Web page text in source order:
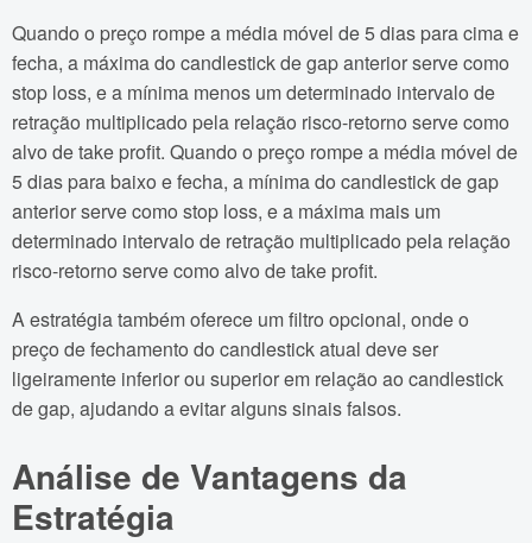
Quando o preço rompe a média móvel de 5 dias para cima e
fecha, a máxima do candlestick de gap anterior serve como
stop loss, e a mínima menos um determinado intervalo de
retração multiplicado pela relação risco-retorno serve como
alvo de take profit. Quando o preço rompe a média móvel de
5 dias para baixo e fecha, a mínima do candlestick de gap
anterior serve como stop loss, e a máxima mais um
determinado intervalo de retração multiplicado pela relação
risco-retorno serve como alvo de take profit.
A estratégia também oferece um filtro opcional, onde o
preço de fechamento do candlestick atual deve ser
ligeiramente inferior ou superior em relação ao candlestick
de gap, ajudando a evitar alguns sinais falsos.
Análise de Vantagens da
Estratégia